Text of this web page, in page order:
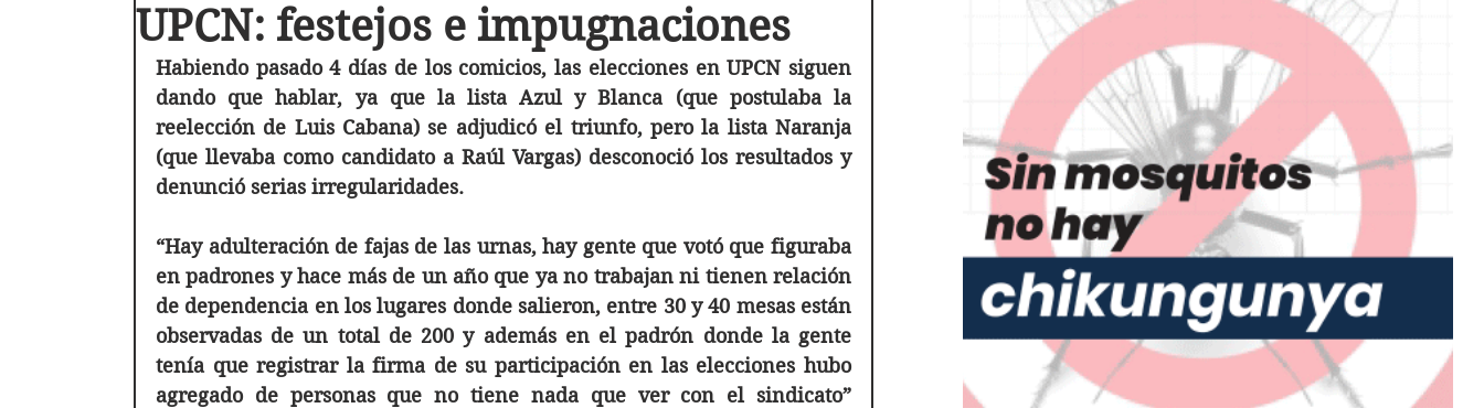
UPCN: festejos e impugnaciones
Habiendo pasado 4 días de los comicios, las elecciones en UPCN siguen
dando que hablar, ya que la lista Azul y Blanca (que postulaba la
reelección de Luis Cabana) se adjudicó el triunfo, pero la lista Naranja
(que llevaba como candidato a Raúl Vargas) desconoció los resultados y
denunció serias irregularidades.
“Hay adulteración de fajas de las urnas, hay gente que votó que figuraba
en padrones y hace más de un año que ya no trabajan ni tienen relación
de dependencia en los lugares donde salieron, entre 30 y 40 mesas están
observadas de un total de 200 y además en el padrón donde la gente
tenía que registrar la firma de su participación en las elecciones hubo
agregado de personas que no tiene nada que ver con el sindicato”